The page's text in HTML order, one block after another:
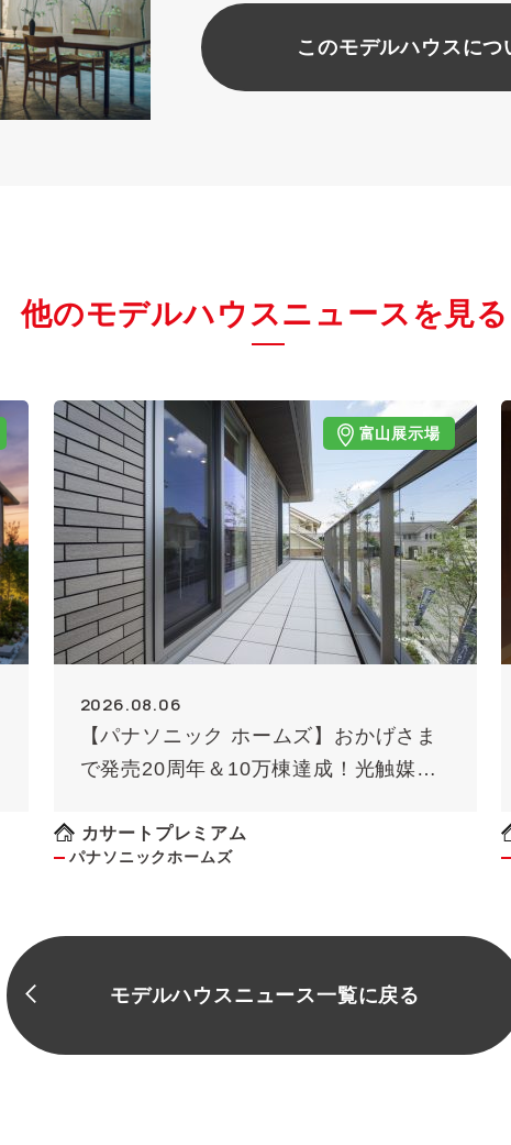
このモデルハウスに
他のモデルハウスニュースを見る
富山展示場
2026.08.06
【パナソニック ホームズ】おかげさま
で発売20周年＆10万棟達成！光触媒外
カサートプレミアム
パナソニックホームズ
モデルハウスニュース一覧に戻る